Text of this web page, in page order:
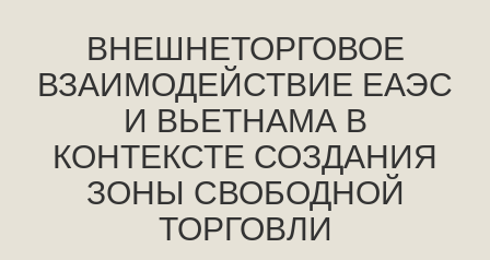
ВНЕШНЕТОРГОВОЕ
ВЗАИМОДЕЙСТВИЕ ЕАЭС
И ВЬЕТНАМА В
КОНТЕКСТЕ СОЗДАНИЯ
ЗОНЫ СВОБОДНОЙ
ТОРГОВЛИ